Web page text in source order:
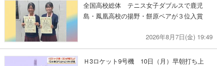
全国高校総体 テニス女子ダブルスで鹿児
島・鳳凰高校の揚野・餅原ペアが３位入賞
2026年8月7日(金) 19:49
Ｈ3ロケット9号機 10日（月）早朝打ち上